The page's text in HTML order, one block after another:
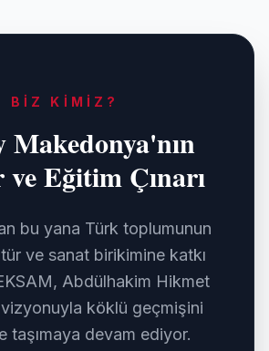
BIZ KIMIZ?
Makedonya'nın
Eğitim Çınarı
bu yana Türk toplumunun
ve sanat birikimine katkı
Abdülhakim Hikmet
vizyonuyla köklü geçmişini
taşımaya devam ediyor.